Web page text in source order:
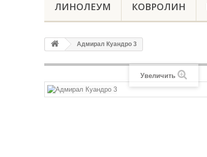
ЛИНОЛЕУМ КОВРОЛИН
Адмирал Куандро 3
Увеличить